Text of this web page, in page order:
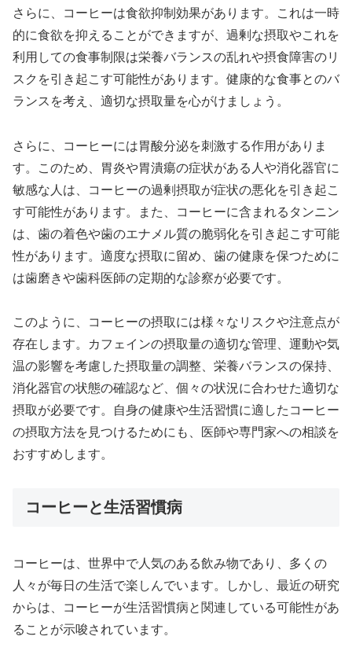
さらに、コーヒーは食欲抑制効果があります。これは一時
的に食欲を抑えることができますが、過剰な摂取やこれを
利用しての食事制限は栄養バランスの乱れや摂食障害のリ
スクを引き起こす可能性があります。健康的な食事とのバ
ランスを考え、適切な摂取量を心がけましょう。
さらに、コーヒーには胃酸分泌を刺激する作用がありま
す。このため、胃炎や胃潰瘍の症状がある人や消化器官に
敏感な人は、コーヒーの過剰摂取が症状の悪化を引き起こ
す可能性があります。また、コーヒーに含まれるタンニン
は、歯の着色や歯のエナメル質の脆弱化を引き起こす可能
性があります。適度な摂取に留め、歯の健康を保つために
は歯磨きや歯科医師の定期的な診察が必要です。
このように、コーヒーの摂取には様々なリスクや注意点が
存在します。カフェインの摂取量の適切な管理、運動や気
温の影響を考慮した摂取量の調整、栄養バランスの保持、
消化器官の状態の確認など、個々の状況に合わせた適切な
摂取が必要です。自身の健康や生活習慣に適したコーヒー
の摂取方法を見つけるためにも、医師や専門家への相談を
おすすめします。
コーヒーと生活習慣病
コーヒーは、世界中で人気のある飲み物であり、多くの
人々が毎日の生活で楽しんでいます。しかし、最近の研究
からは、コーヒーが生活習慣病と関連している可能性があ
ることが示唆されています。